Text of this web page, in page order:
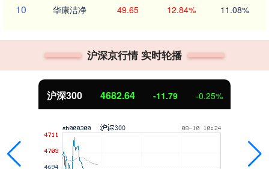
10 华康洁净 49.65 12.84% 11.08%
沪深京行情 实时轮播
沪深300 4682.64 -11.79 -0.25%